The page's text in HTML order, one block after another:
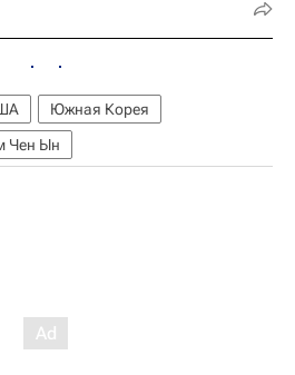
Южная Корея
Чен Ын